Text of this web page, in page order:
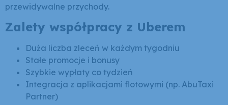
przewidywalne przychody.
Zalety współpracy z Uberem
Duża liczba zleceń w każdym tygodniu
Stałe promocje i bonusy
Szybkie wypłaty co tydzień
Integracja z aplikacjami flotowymi (np. AbuTaxi
Partner)